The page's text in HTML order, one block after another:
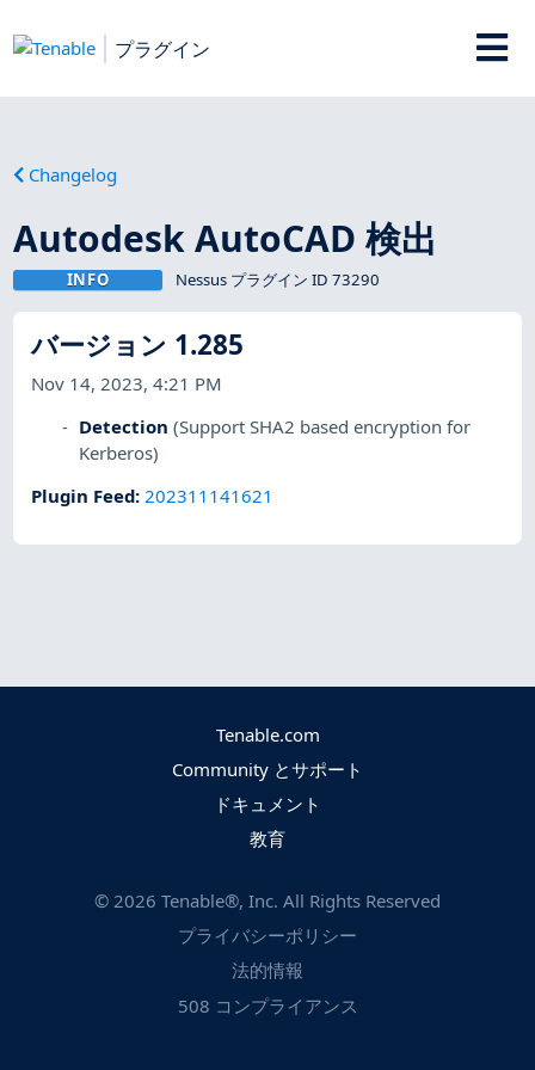
プラグイン
Changelog
Autodesk AutoCAD 検出
INFO Nessus プラグイン ID 73290
バージョン 1.285
Nov 14, 2023, 4:21 PM
Detection (Support SHA2 based encryption for
Kerberos)
Plugin Feed:202311141621
Tenable.com
Community とサポート
ドキュメント
教育
© 2026 Tenable®, Inc. All Rights Reserved
プライバシーポリシー
法的情報
508 コンプライアンス